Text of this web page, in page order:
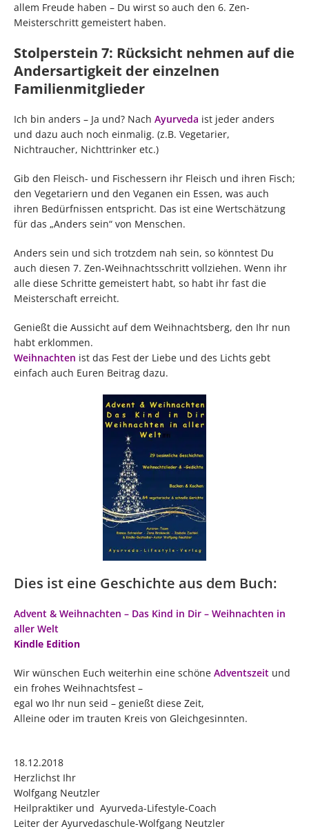
allem Freude haben – Du wirst so auch den 6. Zen-
Meisterschritt gemeistert haben.
Stolperstein 7: Rücksicht nehmen auf die
Andersartigkeit der einzelnen
Familienmitglieder
Ich bin anders – Ja und? Nach Ayurveda ist jeder anders
und dazu auch noch einmalig. (z.B. Vegetarier,
Nichtraucher, Nichttrinker etc.)
Gib den Fleisch- und Fischessern ihr Fleisch und ihren Fisch;
den Vegetariern und den Veganen ein Essen, was auch
ihren Bedürfnissen entspricht. Das ist eine Wertschätzung
für das „Anders sein“ von Menschen.
Anders sein und sich trotzdem nah sein, so könntest Du
auch diesen 7. Zen-Weihnachtsschritt vollziehen. Wenn ihr
alle diese Schritte gemeistert habt, so habt ihr fast die
Meisterschaft erreicht.
Genießt die Aussicht auf dem Weihnachtsberg, den Ihr nun
habt erklommen.
Weihnachten ist das Fest der Liebe und des Lichts gebt
einfach auch Euren Beitrag dazu.
Dies ist eine Geschichte aus dem Buch:
Advent & Weihnachten – Das Kind in Dir – Weihnachten in
aller Welt
Kindle Edition
Wir wünschen Euch weiterhin eine schöne Adventszeit und
ein frohes Weihnachtsfest –
egal wo Ihr nun seid – genießt diese Zeit,
Alleine oder im trauten Kreis von Gleichgesinnten.
18.12.2018
Herzlichst Ihr
Wolfgang Neutzler
Heilpraktiker und Ayurveda-Lifestyle-Coach
Leiter der Ayurvedaschule-Wolfgang Neutzler